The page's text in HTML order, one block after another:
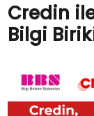
Credin
Bilgi